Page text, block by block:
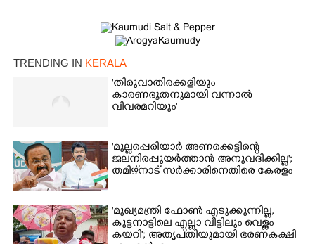
TRENDING IN KERALA
'തിരുവാതിരക്കളിയും
കാരണഭൂതനുമായി വന്നാൽ
വിവരമറിയും '
'മുല്ലപ്പെരിയാർ അണക്കെട്ടിന്റെ
ജലനിരപ്പുയർത്താൻ അനുവദിക്കില്ല';
തമിഴ്‌നാട് സർക്കാരിനെതിരെ കേരളം
'മുഖ്യമന്ത്രി ഫോൺ എടുക്കുന്നില്ല,
കുട്ടനാട്ടിലെ എല്ലാ വീട്ടിലും വെള്ളം
കയറി'; അതൃപ്‌തിയുമായി ഭരണകക്ഷി